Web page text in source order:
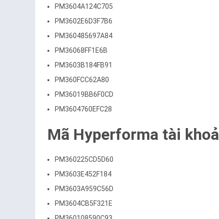
PM3604A124C705
PM3602E6D3F7B6
PM360485697A84
PM36068FF1E6B
PM3603B184FB91
PM360FCC62A80
PM36019BB6F0CD
PM3604760EFC28
Mã Hyperforma tài
PM360225CD5D60
PM3603E452F184
PM3603A959C56D
PM3604CB5F321E